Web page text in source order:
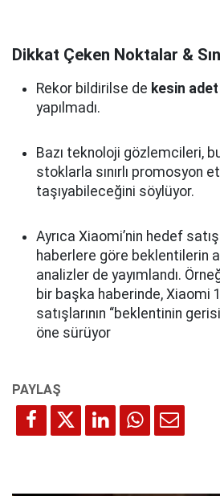
Dikkat Çeken Noktalar &
Rekor bildirilse de kesin adet
yapılmadı.
Bazı teknoloji gözlemcileri,
stoklarla sınırlı promosyon
taşıyabileceğini söylüyor.
Ayrıca Xiaomi’nin hedef satış
haberlere göre beklentilerin
analizler de yayımlandı.
bir başka haberinde, Xiaomi
satışlarının “beklentinin
öne sürüyor